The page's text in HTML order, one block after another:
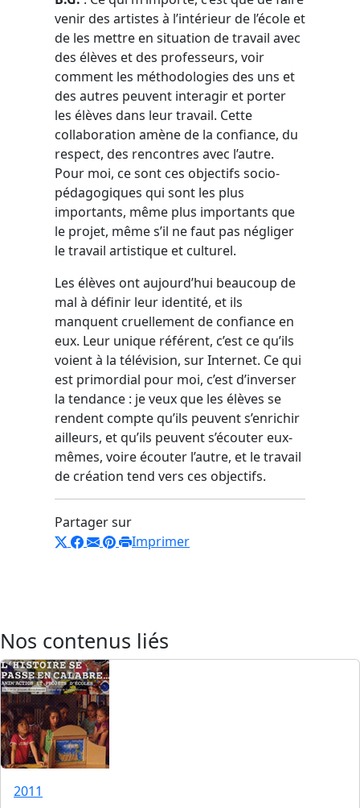
venir des artistes à l’intérieur de l’école et
de les mettre en situation de travail avec
des élèves et des professeurs, voir
comment les méthodologies des uns et
des autres peuvent interagir et porter
les élèves dans leur travail. Cette
collaboration amène de la confiance, du
respect, des rencontres avec l’autre.
Pour moi, ce sont ces objectifs socio-
pédagogiques qui sont les plus
importants, même plus importants que
le projet, même s’il ne faut pas négliger
le travail artistique et culturel.
Les élèves ont aujourd’hui beaucoup de
mal à définir leur identité, et ils
manquent cruellement de confiance en
eux. Leur unique référent, c’est ce qu’ils
voient à la télévision, sur Internet. Ce qui
est primordial pour moi, c’est d’inverser
la tendance : je veux que les élèves se
rendent compte qu’ils peuvent s’enrichir
ailleurs, et qu’ils peuvent s’écouter eux-
mêmes, voire écouter l’autre, et le travail
de création tend vers ces objectifs.
Partager sur
Imprimer
Nos contenus liés
2011